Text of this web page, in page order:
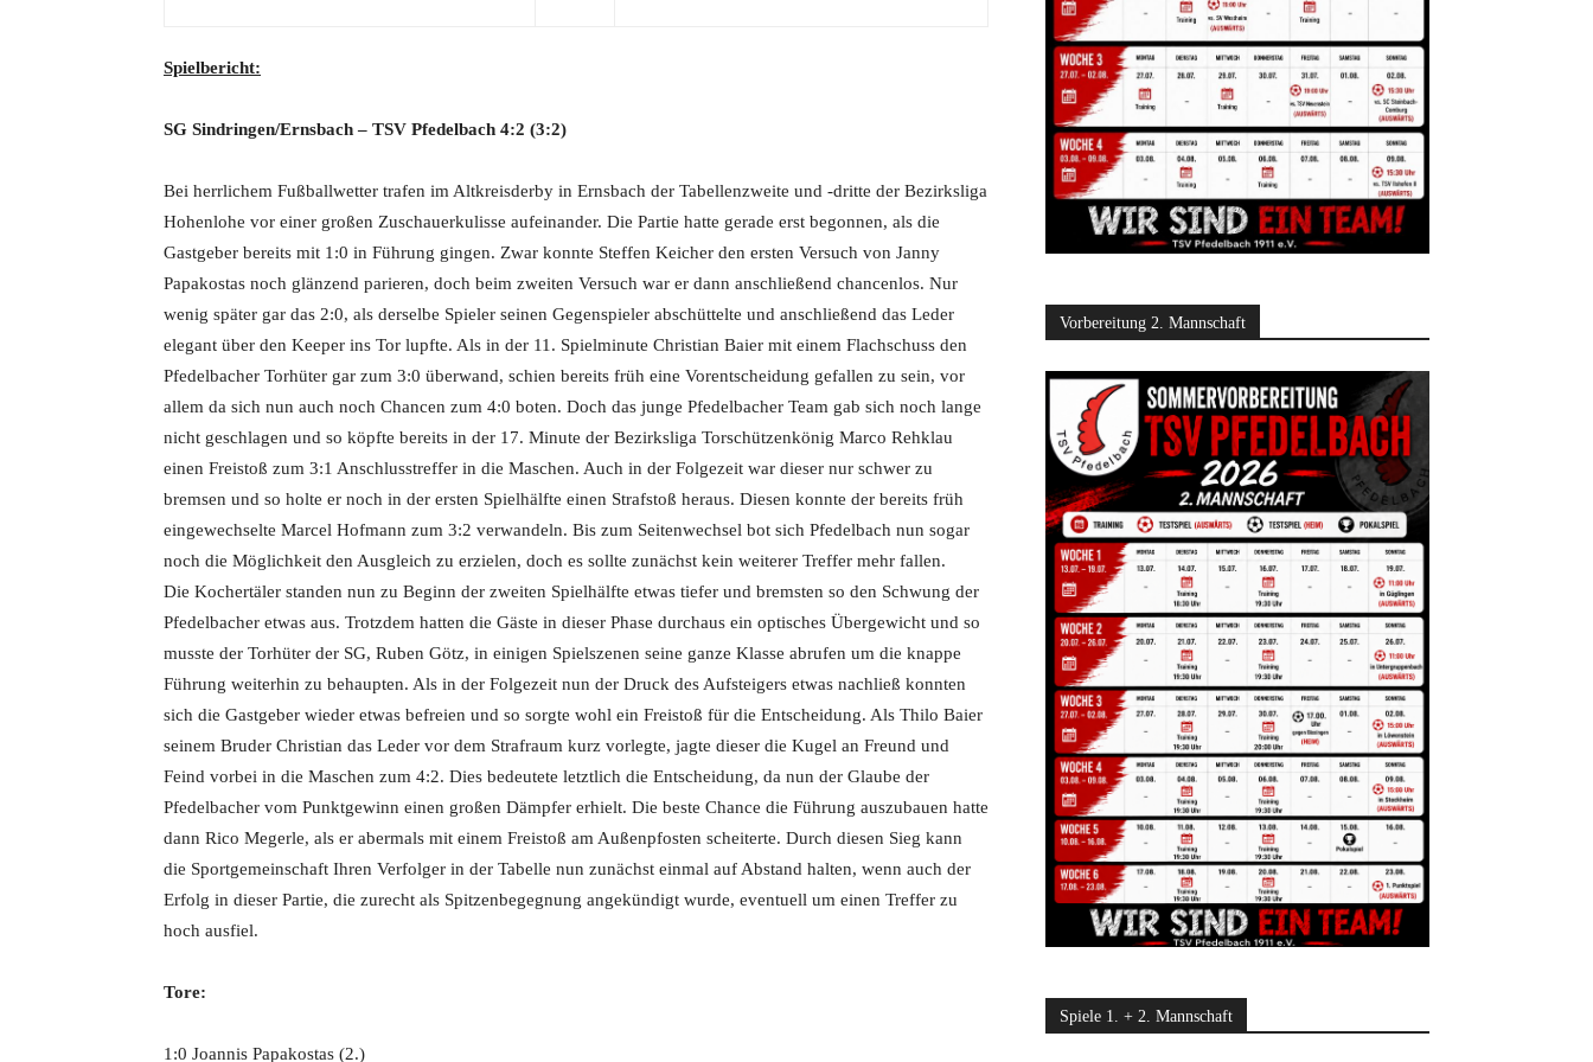
Spielbericht:
SG Sindringen/Ernsbach– TSV Pfedelbach 4:2 (3:2)
Bei herrlichem Fußballwetter trafen im Altkreisderby in Ernsbach der Tabellenzweite und ‐dritte der Bezirksliga
Hohenlohe vor einer großen Zuschauerkulisse aufeinander. Die Partie hatte gerade erst begonnen, als die
Gastgeber bereits mit 1:0 in Führung gingen. Zwar konnte Steffen Keicher den ersten Versuch von Janny
Papakostas noch glänzend parieren, doch beim zweiten Versuch war er dann anschließend chancenlos. Nur
wenig später gar das 2:0, als derselbe Spieler seinen Gegenspieler abschüttelte und anschließend das Leder
elegant über den Keeper ins Tor lupfte. Als in der 11. Spielminute Christian Baier mit einem Flachschuss den
Pfedelbacher Torhüter gar zum 3:0 überwand, schien bereits früh eine Vorentscheidung gefallen zu sein, vor
allem da sich nun auch noch Chancen zum 4:0 boten. Doch das junge Pfedelbacher Team gab sich noch lange
nicht geschlagen und so köpfte bereits in der 17. Minute der Bezirksliga Torschützenkönig Marco Rehklau
einen Freistoß zum 3:1 Anschlusstreffer in die Maschen. Auch in der Folgezeit war dieser nur schwer zu
bremsen und so holte er noch in der ersten Spielhälfte einen Strafstoß heraus. Diesen konnte der bereits früh
eingewechselte Marcel Hofmann zum 3:2 verwandeln. Bis zum Seitenwechsel bot sich Pfedelbach nun sogar
noch die Möglichkeit den Ausgleich zu erzielen, doch es sollte zunächst kein weiterer Treffer mehr fallen.
Die Kochertäler standen nun zu Beginn der zweiten Spielhälfte etwas tiefer und bremsten so den Schwung der
Pfedelbacher etwas aus. Trotzdem hatten die Gäste in dieser Phase durchaus ein optisches Übergewicht und so
musste der Torhüter der SG, Ruben Götz, in einigen Spielszenen seine ganze Klasse abrufen um die knappe
Führung weiterhin zu behaupten. Als in der Folgezeit nun der Druck des Aufsteigers etwas nachließ konnten
sich die Gastgeber wieder etwas befreien und so sorgte wohl ein Freistoß für die Entscheidung. Als Thilo Baier
seinem Bruder Christian das Leder vor dem Strafraum kurz vorlegte, jagte dieser die Kugel an Freund und
Feind vorbei in die Maschen zum 4:2. Dies bedeutete letztlich die Entscheidung, da nun der Glaube der
Pfedelbacher vom Punktgewinn einen großen Dämpfer erhielt. Die beste Chance die Führung auszubauen hatte
dann Rico Megerle, als er abermals mit einem Freistoß am Außenpfosten scheiterte. Durch diesen Sieg kann
die Sportgemeinschaft Ihren Verfolger in der Tabelle nun zunächst einmal auf Abstand halten, wenn auch der
Erfolg in dieser Partie, die zurecht als Spitzenbegegnung angekündigt wurde, eventuell um einen Treffer zu
hoch ausfiel.
Tore:
1:0 Joannis Papakostas (2.)
Vorbereitung 2. Mannschaft
Spiele 1. + 2. Mannschaft